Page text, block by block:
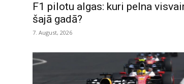
F1 pilotu algas: kuri pelna
šajā gadā?
7. August, 2026